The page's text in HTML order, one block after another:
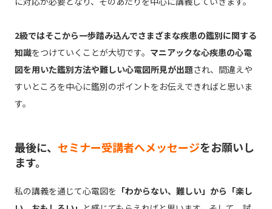
2級ではそこから一歩踏み込んでさまざまな疾患の鑑別に関する
知識をつけていくことが大切です。 マニアックな心疾患の心電
図を用いた鑑別方法や難しい心電図所見が出題され、間違えや
すいところを中心に鑑別のポイントをお伝えできればと思いま
す。
――最後に、 セミナー受講者へメッセージをお願いし
ます。
私の講義を通じて心電図を 「わからない、難しい」から「楽し